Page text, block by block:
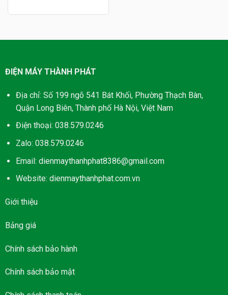
21.100.000₫.
là:
ĐIỆN MÁY THÀNH PHÁT
Địa chỉ: Số 199 ngõ 541 Bát Khối, Phường Thạch Bàn,
Quận Long Biên, Thành phố Hà Nội, Việt Nam
Điện thoại: 038.579.0246
Zalo: 038.579.0246
Email: dienmaythanhphat8386@gmail.com
Website: dienmaythanhphat.com.vn
Giới thiệu
Bảng giá
Chính sách bảo hành
Chính sách bảo mật